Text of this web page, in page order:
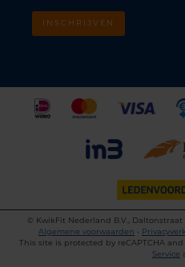
INSCHRIJVEN
©
KwikFit Nederland B.V., Daltonstraat
Algemene voorwaarden •
This site is protected by reCAPTCHA
Service